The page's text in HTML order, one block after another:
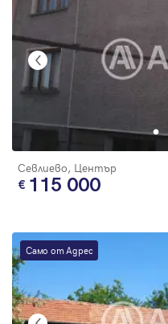
Севлиево, Център
115 000
Само от Адрес